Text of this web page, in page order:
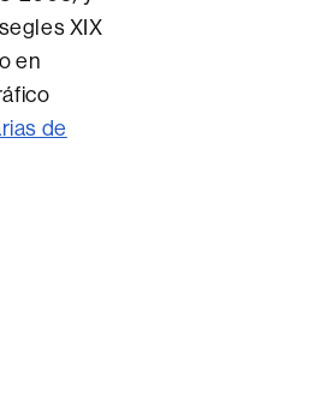
XIX
en
de